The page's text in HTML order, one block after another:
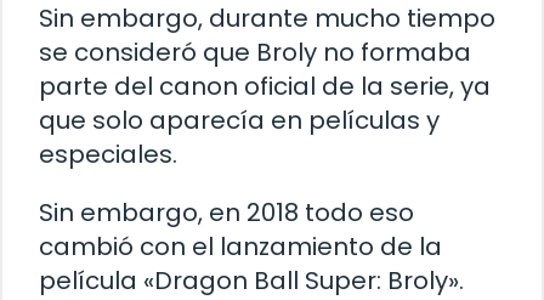
Sin embargo, durante mucho tiempo
se consideró que Broly no formaba
parte del canon oficial de la serie, ya
que solo aparecía en películas y
especiales.
Sin embargo, en 2018 todo eso
cambió con el lanzamiento de la
película «Dragon Ball Super: Broly».